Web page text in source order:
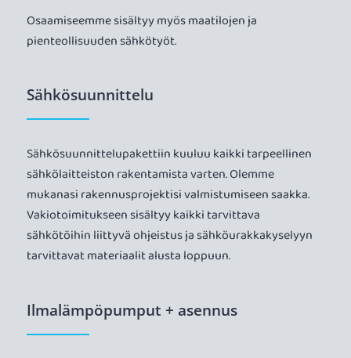
Osaamiseemme sisältyy myös maatilojen ja
pienteollisuuden sähkötyöt.
Sähkösuunnittelu
Sähkösuunnittelupakettiin kuuluu kaikki tarpeellinen
sähkölaitteiston rakentamista varten. Olemme
mukanasi rakennusprojektisi valmistumiseen saakka.
Vakiotoimitukseen sisältyy kaikki tarvittava
sähkötöihin liittyvä ohjeistus ja sähköurakkakyselyyn
tarvittavat materiaalit alusta loppuun.
Ilmalämpöpumput + asennus